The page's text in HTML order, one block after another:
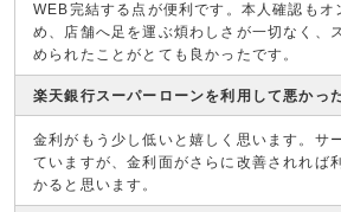
WEB完結する点が便利です。本人確認もオ
め、店舗へ足を運ぶ煩わしさが一切なく、
められたことがとても良かったです。
楽天銀行スーパーローンを利用して悪かっ
金利がもう少し低いと嬉しく思います。サ
ていますが、金利面がさらに改善されれば
かると思います。